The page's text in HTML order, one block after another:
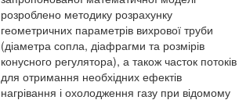
розроблено методику розрахунку
геометричних параметрів вихрової труби
(діаметра сопла, діафрагми та розмірів
конусного регулятора), а також часток потоків
для отримання необхідних ефектів
нагрівання і охолодження газу при відомому